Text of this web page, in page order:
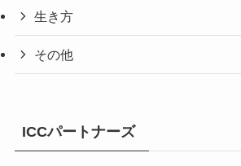
生き方
その他
ICCパートナーズ